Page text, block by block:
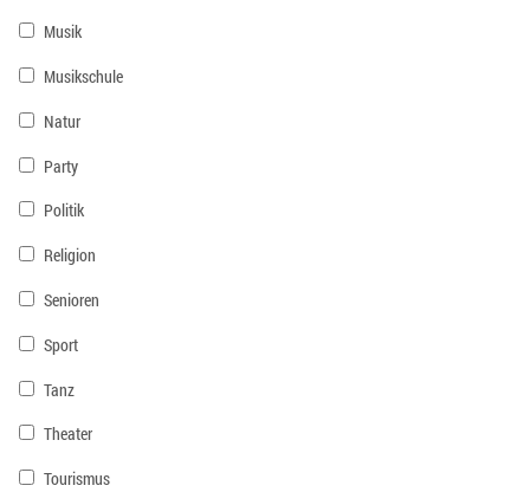
Musik
Musikschule
Natur
Party
Politik
Religion
Senioren
Sport
Tanz
Theater
Tourismus